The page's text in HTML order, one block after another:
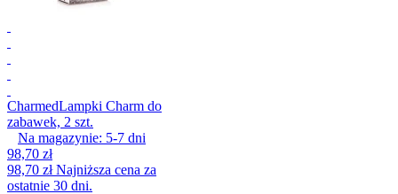
CharmedLampki Charm do
zabawek, 2 szt.
Na magazynie: 5-7 dni
98,70 zł
98,70 złNajniższa cena za
ostatnie 30 dni.